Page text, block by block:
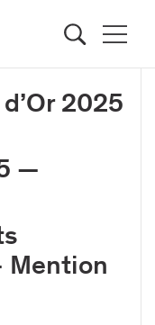
2025
—
Mention